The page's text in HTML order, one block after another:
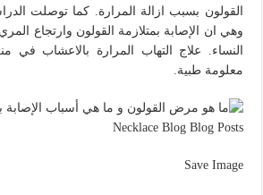
القولون بسبب ازالة المرارة. كما توصلت
وهي ان الإصابة بمتلازمة القولون وارتجاع
النساء. علاج التهاب المرارة بالاعشاب في
معلومة طبية.
Save Image